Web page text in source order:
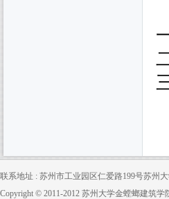
联系地址 : 苏州市工业园区仁爱路199号苏州大
Copyright © 2011-2012 苏州大学金螳螂建筑学